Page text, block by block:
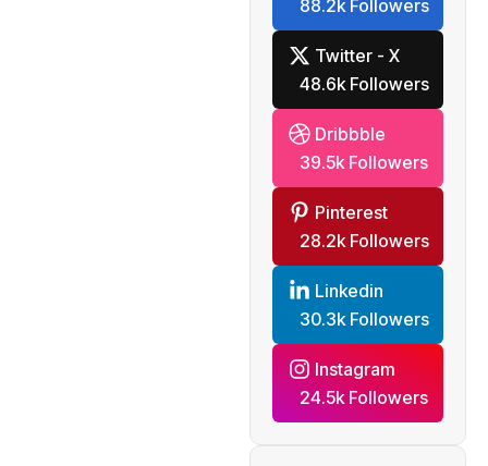
88.2k Followers
Twitter - X
48.6k Followers
Dribbble
39.5k Followers
Pinterest
28.2k Followers
Linkedin
30.3k Followers
Instagram
24.5k Followers